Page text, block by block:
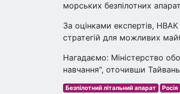
морських безпілотних
За оцінками експертів,
стратегій для можливих
Нагадаємо: Міністерство
навчання", оточивши
Безпілотний літальний апарат Росія